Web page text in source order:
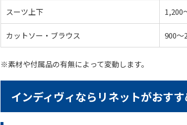
スーツ上下 1,200
カットソー・ブラウス 900〜
※素材や付属品の有無によって変動します。
インディヴィならリネットがおす